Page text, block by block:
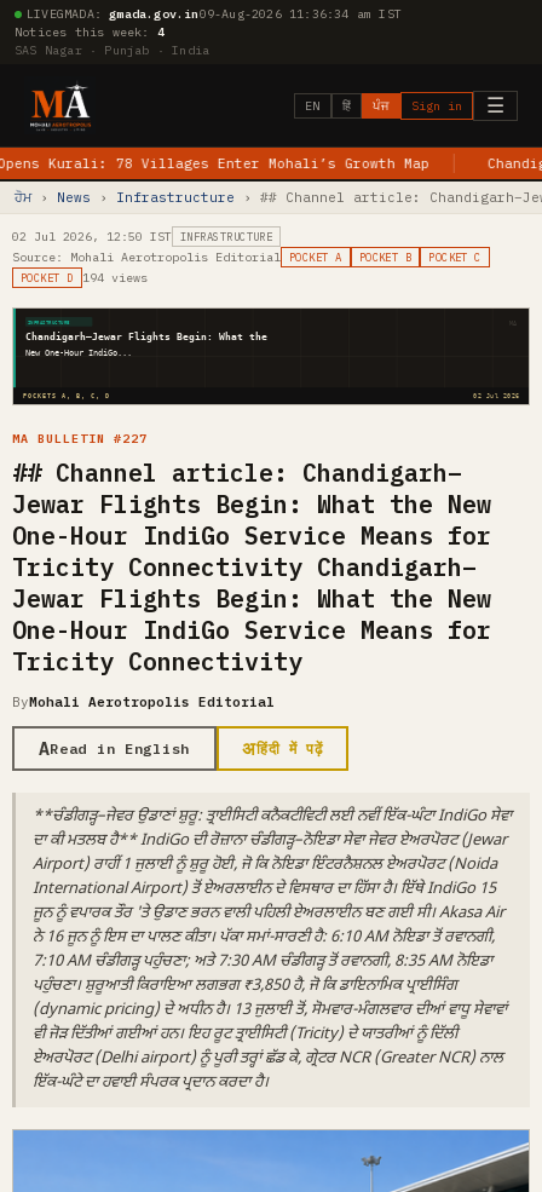
LIVEGMADA:gmada.gov.in09-Aug-2026 11:36:35 am IST
Notices this week: 4
SAS Nagar · Punjab · India
☰
EN हिं ਪੰਜ Sign in
Kurali: 78 Villages Enter Mohali’s Growth Map
ਹੋਮ
› News › Infrastructure › ## Channel article:
02 Jul 2026, 12:50 IST INFRASTRUCTURE
Source: Mohali Aerotropolis Editorial POCKET A POCKET B
POCKET C
POCKET D
194 views
INFRASTRUCTURE
POCKETS A, B, C, D 02 Jul 2026
Chandigarh–Jewar Flights Begin: What the
New One-Hour IndiGo...
MA
MA BULLETIN #227
## Channel article: Chandigarh–
Jewar Flights Begin: What the New
One-Hour IndiGo Service Means for
Tricity Connectivity Chandigarh–
Jewar Flights Begin: What the New
One-Hour IndiGo Service Means for
Tricity Connectivity
ByMohali Aerotropolis Editorial
ARead in English अहिंदी में पढ़ें
**ਚੰਡੀਗੜ੍ਹ–ਜੇਵਰ ਉਡਾਣਾਂ ਸ਼ੁਰੂ: ਤ੍ਰਾਈਸਿਟੀ ਕਨੈਕਟੀਵਿਟੀ ਲਈ ਨਵੀਂ ਇੱਕ-ਘੰਟਾ IndiGo ਸੇਵਾ
ਦਾ ਕੀ ਮਤਲਬ ਹੈ** IndiGo ਦੀ ਰੋਜ਼ਾਨਾ ਚੰਡੀਗੜ੍ਹ–ਨੋਇਡਾ ਸੇਵਾ ਜੇਵਰ ਏਅਰਪੋਰਟ (Jewar
Airport) ਰਾਹੀਂ 1 ਜੁਲਾਈ ਨੂੰ ਸ਼ੁਰੂ ਹੋਈ, ਜੋ ਕਿ ਨੋਇਡਾ ਇੰਟਰਨੈਸ਼ਨਲ ਏਅਰਪੋਰਟ (Noida
International Airport) ਤੋਂ ਏਅਰਲਾਈਨ ਦੇ ਵਿਸਥਾਰ ਦਾ ਹਿੱਸਾ ਹੈ। ਇੱਥੇ IndiGo 15
ਜੂਨ ਨੂੰ ਵਪਾਰਕ ਤੌਰ 'ਤੇ ਉਡਾਣ ਭਰਨ ਵਾਲੀ ਪਹਿਲੀ ਏਅਰਲਾਈਨ ਬਣ ਗਈ ਸੀ। Akasa Air
ਨੇ 16 ਜੂਨ ਨੂੰ ਇਸ ਦਾ ਪਾਲਣ ਕੀਤਾ। ਪੱਕਾ ਸਮਾਂ-ਸਾਰਣੀ ਹੈ: 6:10 AM ਨੋਇਡਾ ਤੋਂ ਰਵਾਨਗੀ,
7:10 AM ਚੰਡੀਗੜ੍ਹ ਪਹੁੰਚਣਾ; ਅਤੇ 7:30 AM ਚੰਡੀਗੜ੍ਹ ਤੋਂ ਰਵਾਨਗੀ, 8:35 AM ਨੋਇਡਾ
ਪਹੁੰਚਣਾ। ਸ਼ੁਰੂਆਤੀ ਕਿਰਾਇਆ ਲਗਭਗ ₹3,850 ਹੈ, ਜੋ ਕਿ ਡਾਇਨਾਮਿਕ ਪ੍ਰਾਈਸਿੰਗ
(dynamic pricing) ਦੇ ਅਧੀਨ ਹੈ। 13 ਜੁਲਾਈ ਤੋਂ, ਸੋਮਵਾਰ-ਮੰਗਲਵਾਰ ਦੀਆਂ ਵਾਧੂ ਸੇਵਾਵਾਂ
ਵੀ ਜੋੜ ਦਿੱਤੀਆਂ ਗਈਆਂ ਹਨ। ਇਹ ਰੂਟ ਤ੍ਰਾਈਸਿਟੀ (Tricity) ਦੇ ਯਾਤਰੀਆਂ ਨੂੰ ਦਿੱਲੀ
ਏਅਰਪੋਰਟ (Delhi airport) ਨੂੰ ਪੂਰੀ ਤਰ੍ਹਾਂ ਛੱਡ ਕੇ, ਗ੍ਰੇਟਰ NCR (Greater NCR) ਨਾਲ
ਇੱਕ-ਘੰਟੇ ਦਾ ਹਵਾਈ ਸੰਪਰਕ ਪ੍ਰਦਾਨ ਕਰਦਾ ਹੈ।